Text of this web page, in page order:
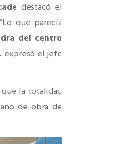
destacó el
que parecía
del centro
expresó el jefe
la totalidad
de obra de